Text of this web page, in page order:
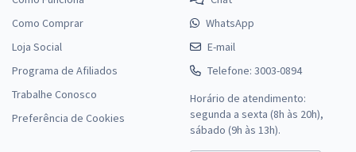
Como Comprar
Loja Social
Programa de Afiliados
Trabalhe Conosco
Preferência de Cookies
WhatsApp
E-mail
Telefone: 3003-0894
Horário de atendimento:
segunda a sexta (8h às 20h),
sábado (9h às 13h).